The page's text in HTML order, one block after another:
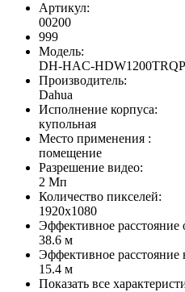
Артикул:
00200
999
Модель:
DH-HAC-
Производитель:
Dahua
Исполнение корпуса:
купольная
Место применения :
помещение
Разрешение видео:
2 Мп
Количество пикселей:
1920х1080
Эффективное расстояние
38.6 м
Эффективное расстояние
15.4 м
Показать все